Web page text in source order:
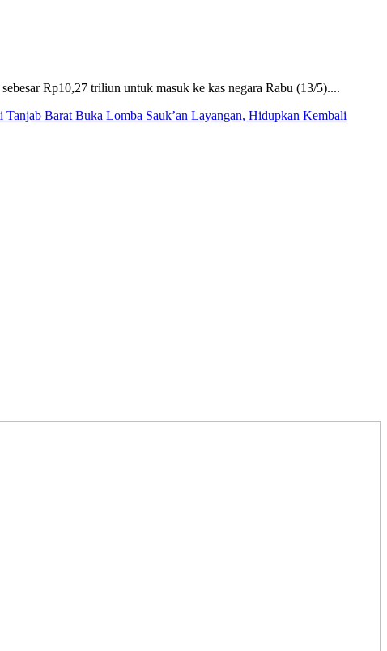
Rp10,27 triliun untuk masuk ke kas negara Rabu (13/5)....
Tanjab Barat Buka Lomba Sauk’an Layangan, Hidupkan Kembali